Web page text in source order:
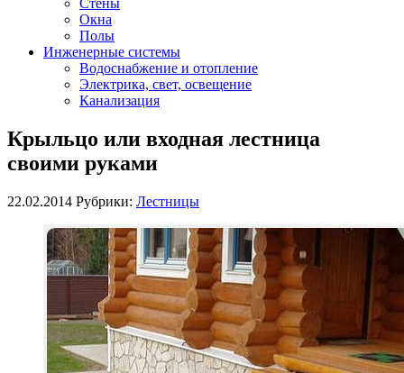
Стены
Окна
Полы
Инженерные системы
Водоснабжение и отопление
Электрика, свет, освещение
Канализация
Крыльцо или входная лестница
своими руками
22.02.2014 Рубрики: Лестницы